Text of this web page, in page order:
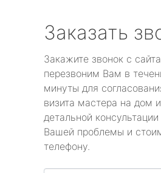
Заказать
Закажите звонок с
перезвоним Вам в
минуты для
визита мастера на дом
детальной
Вашей проблемы и
телефону.